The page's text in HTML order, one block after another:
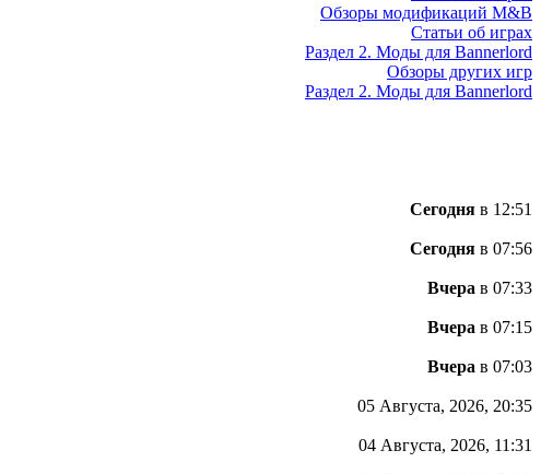
Обзоры модификаций M&B
Статьи об играх
Раздел 2. Моды для Bannerlord
Обзоры других игр
Раздел 2. Моды для Bannerlord
Сегодня в 12:51
Сегодня в 07:56
Вчера в 07:33
Вчера в 07:15
Вчера в 07:03
05 Августа, 2026, 20:35
04 Августа, 2026, 11:31